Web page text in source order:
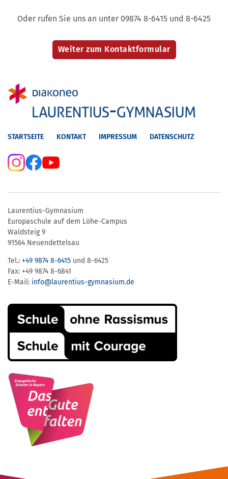
Oder rufen Sie uns an unter 09874 8-6415 und 8-6425
STARTSEITE KONTAKT IMPRESSUM DATENSCHUTZ
Laurentius-Gymnasium
Europaschule auf dem Löhe-Campus
Waldsteig 9
91564 Neuendettelsau
Tel.: +49 9874 8-6415 und 8-6425
Fax: +49 9874 8-6841
E-Mail: info@laurentius-gymnasium.de